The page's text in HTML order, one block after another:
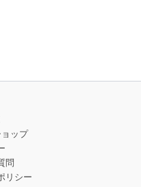
ップ
問
リシー